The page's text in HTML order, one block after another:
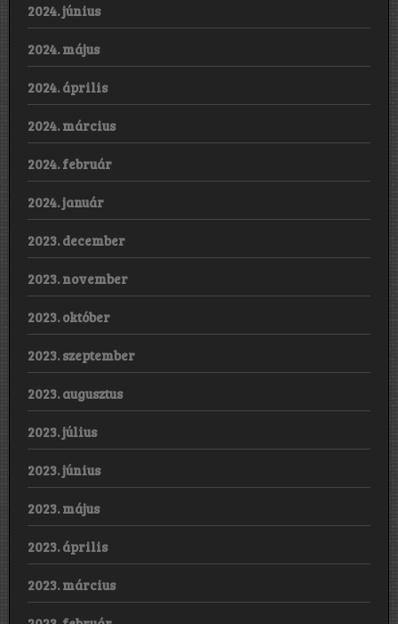
2024. június
2024. május
2024. április
2024. március
2024. február
2024. január
2023. december
2023. november
2023. október
2023. szeptember
2023. augusztus
2023. július
2023. június
2023. május
2023. április
2023. március